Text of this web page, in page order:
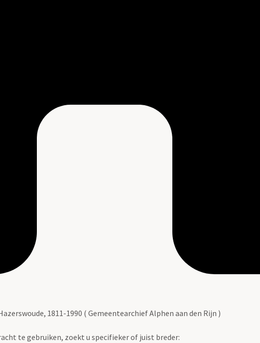
1811-1990 ( Gemeentearchief Alphen aan den Rijn )
te gebruiken, zoekt u specifieker of juist breder: